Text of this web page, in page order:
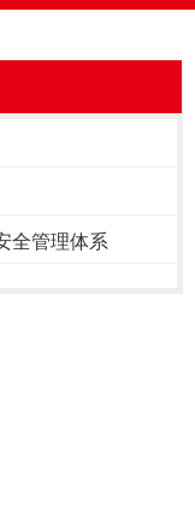
全管理体系